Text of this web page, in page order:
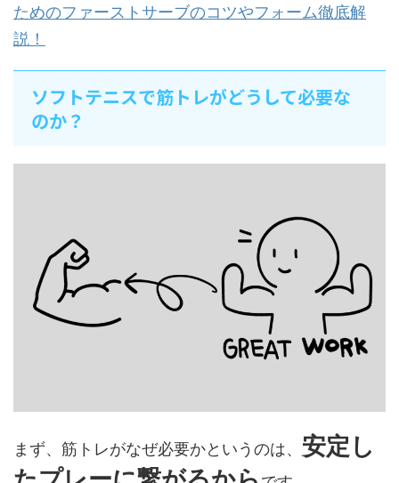
ためのファーストサーブのコツやフォーム徹底解
説！
ソフトテニスで筋トレがどうして必要な
のか？
まず、筋トレがなぜ必要かというのは、 安定し